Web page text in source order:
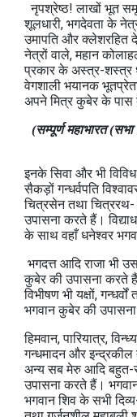
नृपश्रेष्ठ! लाखों भूत
शूलधारी, भगदेवता के
उमापति और क्लेशरहित
नेत्रों वाले, महान
प्रकार के अस्त्र-शस्त्र
वेगशाली भयानक
अपने मित्र कुबेर के पास
(सम्पूर्ण महाभारत
इनके सिवा और भी
सैकड़ों गन्धर्वपति
चित्रसेन तथा चित्ररथ-
उपासना करते हैं।
के साथ वहाँ धनेश्वर
भगदत्त आदि राजा भी
कुबेर की उपासना करते
विभीषण भी यक्षों,
भगवान कुबेर की
हिमवान, पारियात्र,
गन्धमादन और इन्द्रकील
अन्य सब मेरु आदि बहुत-से
उपासना करते हैं।
भगवान शिव के सभी